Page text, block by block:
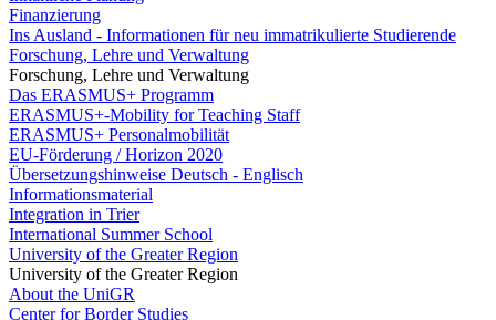
Finanzierung
Ins Ausland - Informationen für neu immatrikulierte Studierende
Forschung, Lehre und Verwaltung
Forschung, Lehre und Verwaltung
Das ERASMUS+ Programm
ERASMUS+-Mobility for Teaching Staff
ERASMUS+ Personalmobilität
EU-Förderung / Horizon 2020
Übersetzungshinweise Deutsch - Englisch
Informationsmaterial
Integration in Trier
International Summer School
University of the Greater Region
University of the Greater Region
About the UniGR
Center for Border Studies